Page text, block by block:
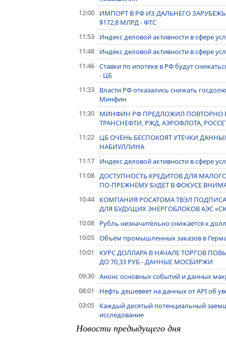
12:00
ИМПОРТ В РФ ИЗ ДАЛЬНЕГО
$172,8 МЛРД - ФТС
11:53
Индекс деловой активности в сфере
11:48
Индекс деловой активности в сфере
11:46 Ставки по ипотеке в РФ будут
- ЦБ
11:33
Власти РФ отказались снижать
Минфин
11:30
МИНФИН РФ ПРЕДЛОЖИЛ ПОВТОРНО
ТРАНСНЕФТИ, РЖД, АЭРОФЛОТА,
11:22
ЦБ ОЧЕНЬ БЕСПОКОЯТ УТЕЧКИ
НАБИУЛЛИНА
11:17
Индекс деловой активности в сфере
11:08 ДОСТУПНОСТЬ КРЕДИТОВ ДЛЯ
ПО-ПРЕЖНЕМУ БУДЕТ В ФОКУСЕ
10:44
КОМПАНИЯ РОСАТОМА ТВЭЛ
ДЛЯ БУДУЩИХ ЭНЕРГОБЛОКОВ АЭС
10:08
Рубль незначительно снижается к
10:05 Объём промышленных заказов в
10:01
КУРС ДОЛЛАРА В НАЧАЛЕ ТОРГОВ
ДО 70,33 РУБ - ДАННЫЕ МОСБИРЖИ
09:30 Анонс основных событий и данных
08:01
Нефть дешевеет на данных от API об
03:05
Каждый десятый потенциальный
исследование
Новости предыдущего дня